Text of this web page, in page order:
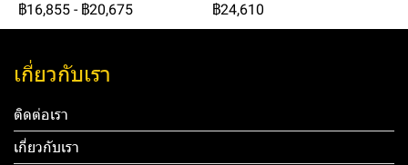
฿16,855 - ฿20,675
฿24,610
เกี่ยวกับเรา
ติดต่อเรา
เกี่ยวกับเรา